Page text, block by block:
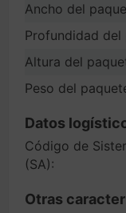
Ancho del
Profundidad del
Altura del
Peso del
Datos
Código de
(SA):
Otras